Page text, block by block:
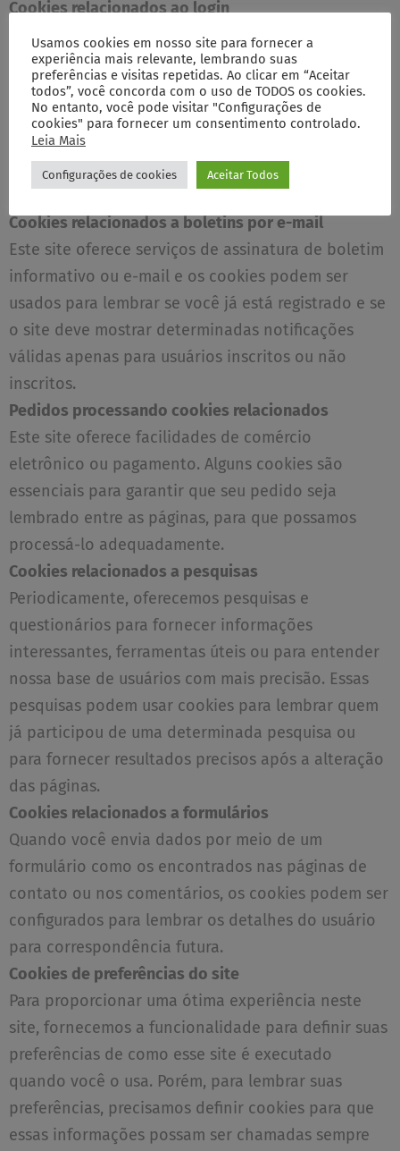
Cookies relacionados ao login
Utilizamos cookies quando você está logado, para
que possamos lembrar dessa ação. Isso evita que
você precise fazer login sempre que visitar uma
nova página. Esses cookies são normalmente
removidos ou limpos quando você efetua logout,
garantindo assim que só você possa acessar
Cookies relacionados a boletins por e-mail
Este site oferece serviços de assinatura de boletim
informativo ou e-mail e os cookies podem ser
usados para lembrar se você já está registrado e se
o site deve mostrar determinadas notificações
válidas apenas para usuários inscritos ou não
inscritos.
Pedidos processando cookies relacionados
Este site oferece facilidades de comércio
eletrônico ou pagamento. Alguns cookies são
essenciais para garantir que seu pedido seja
lembrado entre as páginas, para que possamos
processá-lo adequadamente.
Cookies relacionados a pesquisas
Periodicamente, oferecemos pesquisas e
questionários para fornecer informações
interessantes, ferramentas úteis ou para entender
nossa base de usuários com mais precisão. Essas
pesquisas podem usar cookies para lembrar quem
já participou de uma determinada pesquisa ou
para fornecer resultados precisos após a alteração
das páginas.
Cookies relacionados a formulários
Quando você envia dados por meio de um
formulário como os encontrados nas páginas de
contato ou nos comentários, os cookies podem ser
configurados para lembrar os detalhes do usuário
para correspondência futura.
Cookies de preferências do site
Para proporcionar uma ótima experiência neste
site, fornecemos a funcionalidade para definir suas
preferências de como esse site é executado
quando você o usa. Porém, para lembrar suas
preferências, precisamos definir cookies para que
essas informações possam ser chamadas sempre
Usamos cookies em nosso site para fornecer a
experiência mais relevante, lembrando suas
preferências e visitas repetidas. Ao clicar em “Aceitar
todos”, você concorda com o uso de TODOS os cookies.
No entanto, você pode visitar "Configurações de
cookies" para fornecer um consentimento controlado.
Leia Mais
Configurações de cookies Aceitar Todos